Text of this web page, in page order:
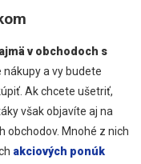
v obchodoch s
a vy budete
Ak chcete ušetriť,
však objavíte aj na
obchodov. Mnohé z nich
akciových ponúk